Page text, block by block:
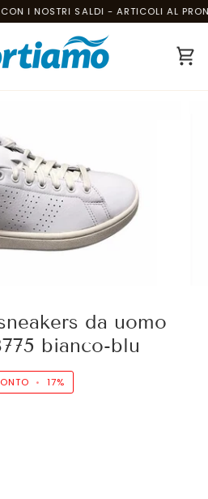
I NOSTRI SALDI - ARTICOLI AL
da uomo
bianco-blu
• 17%